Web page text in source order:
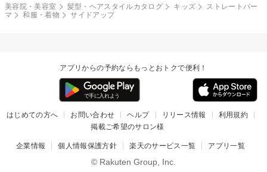
美容院・美容室 髪型・ヘアスタイルカタログ キッズ
ストレートパー
マ
和服・着物 サイドアップ
アプリからの予約ならもっとおトクで便利！
はじめての方へ お問い合わせ ヘルプ リリース情報
利用規約
掲載ご希望のサロン様
企業情報 個人情報保護方針 楽天のサービス一覧 アプリ一覧
© Rakuten Group, Inc.